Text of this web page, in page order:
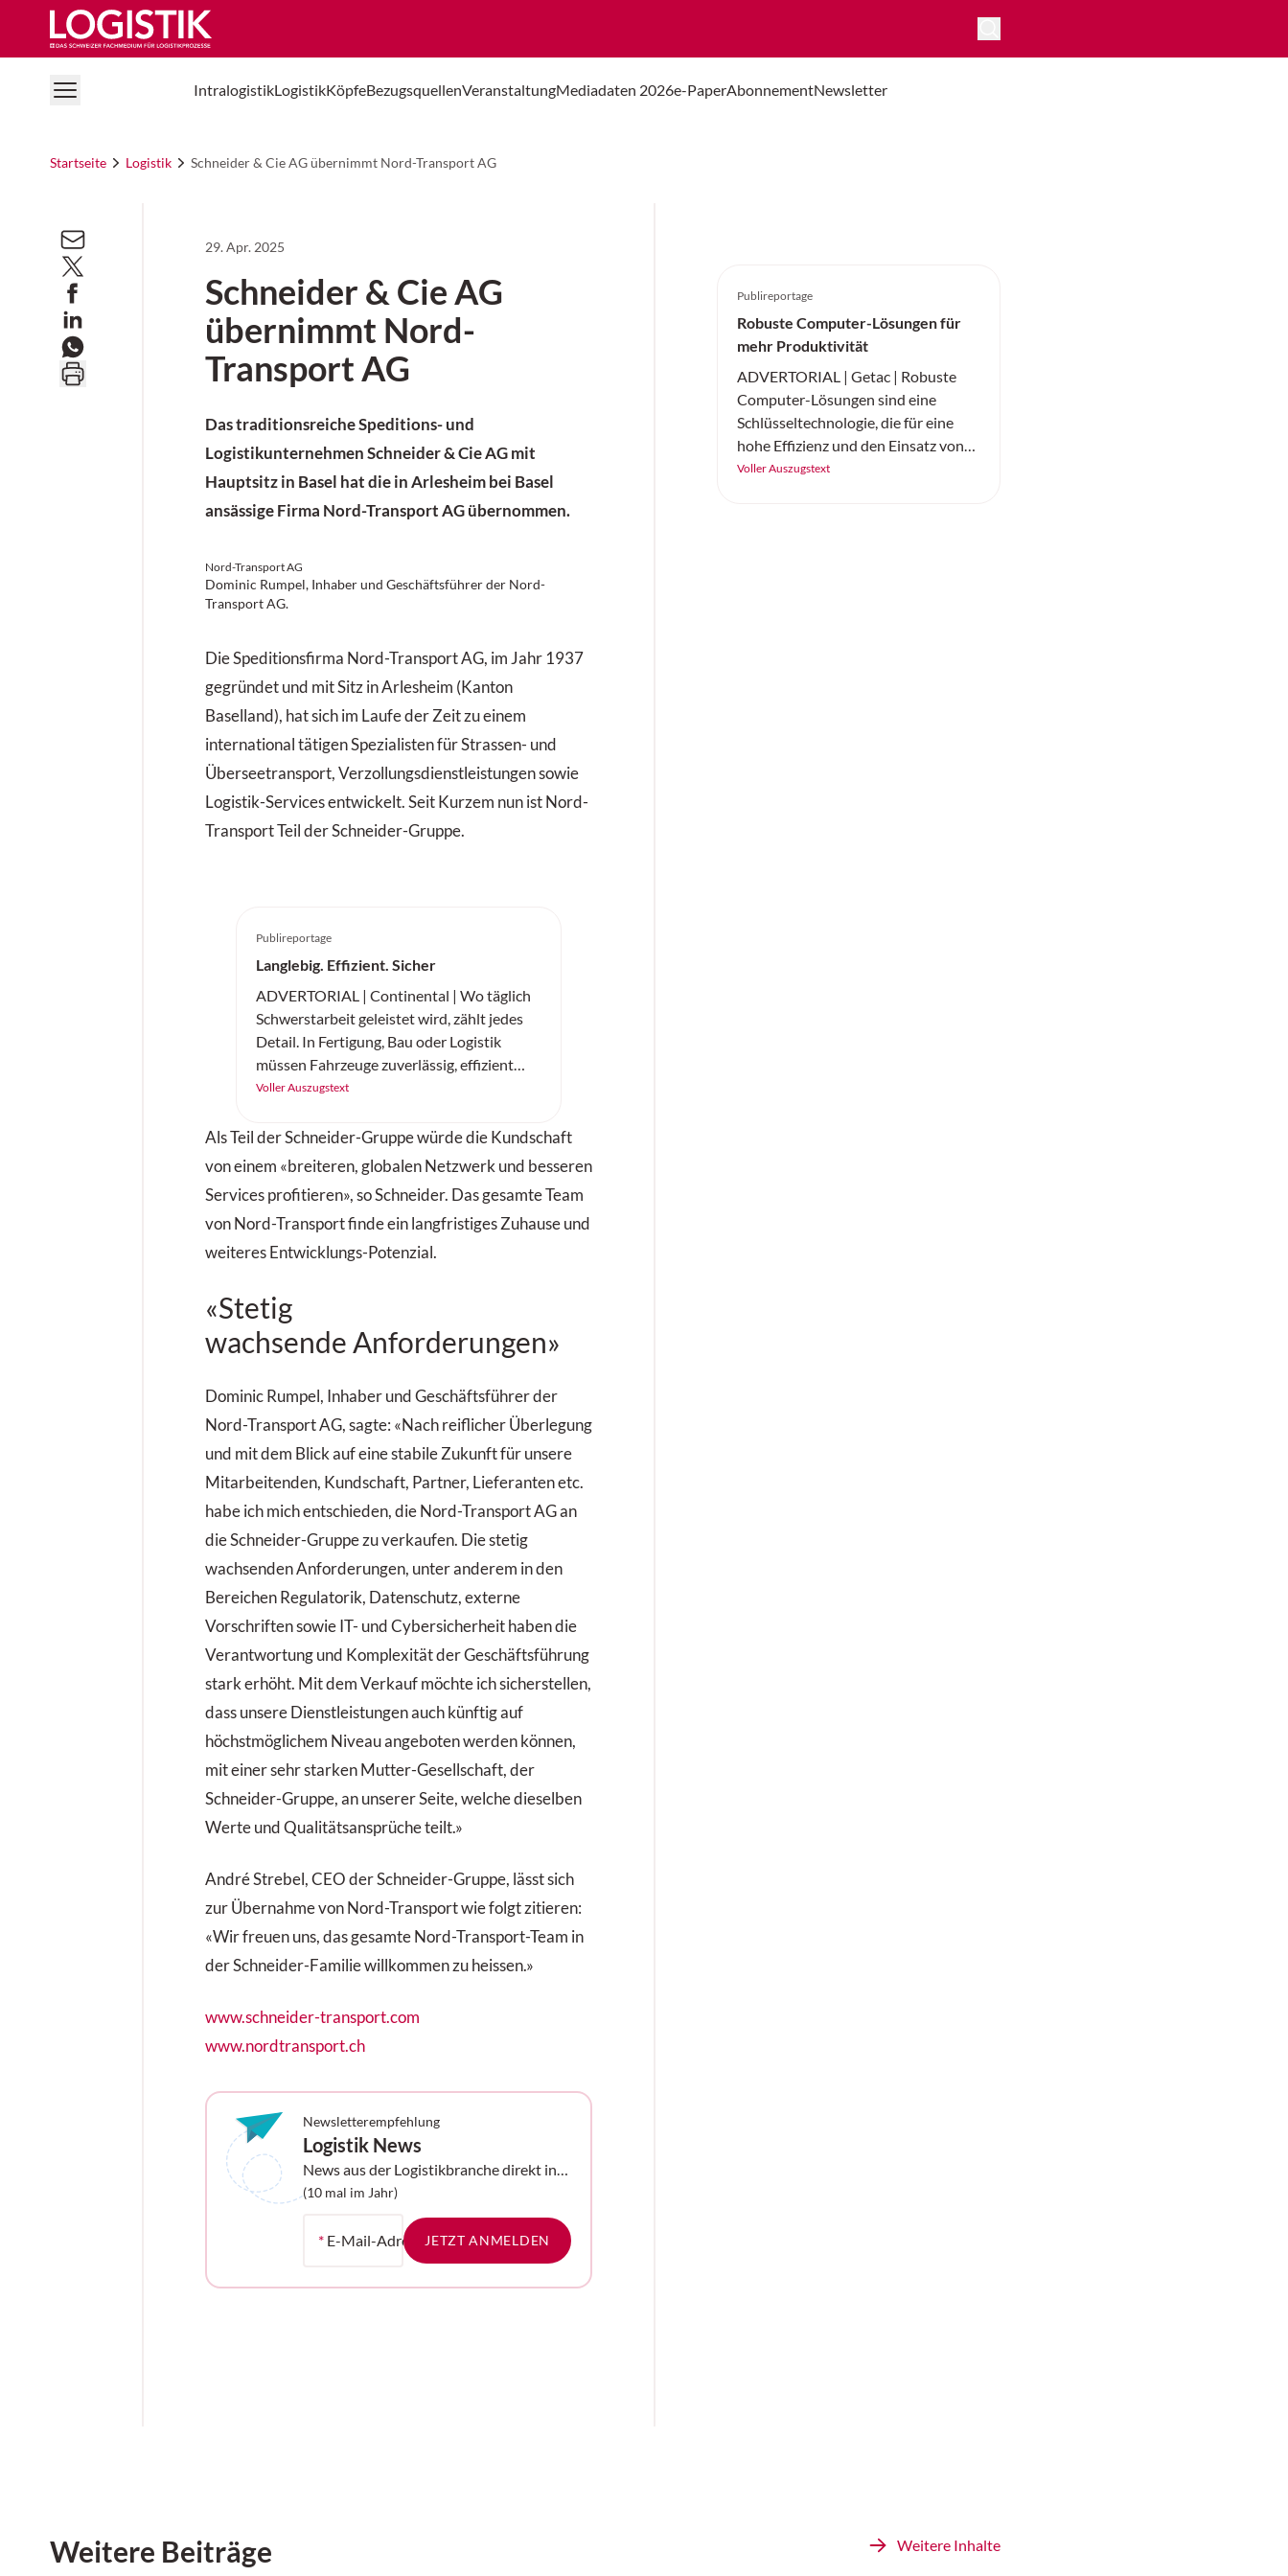
Logistik Online
IntralogistikLogistikKöpfeBezugsquellenVeranstaltungMediadaten 2026e-PaperAbonnementNewsletter
Startseite Logistik Schneider & Cie AG übernimmt Nord-Transport AG
29. Apr. 2025
Schneider & Cie AG
übernimmt Nord-
Transport AG
Das traditionsreiche Speditions- und
Logistikunternehmen Schneider & Cie AG mit
Hauptsitz in Basel hat die in Arlesheim bei Basel
ansässige Firma Nord-Transport AG übernommen.
Nord-Transport AG
Dominic Rumpel, Inhaber und Geschäftsführer der Nord-
Transport AG.
Die Speditionsfirma Nord-Transport AG, im Jahr 1937
gegründet und mit Sitz in Arlesheim (Kanton
Baselland), hat sich im Laufe der Zeit zu einem
international tätigen Spezialisten für Strassen- und
Überseetransport, Verzollungsdienstleistungen sowie
Logistik-Services entwickelt. Seit Kurzem nun ist Nord-
Transport Teil der Schneider-Gruppe.
Publireportage
Langlebig. Effizient. Sicher
ADVERTORIAL | Continental | Wo täglich
Schwerstarbeit geleistet wird, zählt jedes
Detail. In Fertigung, Bau oder Logistik
müssen Fahrzeuge zuverlässig, effizient
und sicher arbeiten. Der «SC20+» von
Vollgummireifen – gemacht für
Höchstleistung auf jedem Untergrund.
Voller Auszugstext
Als Teil der Schneider-Gruppe würde die Kundschaft
von einem «breiteren, globalen Netzwerk und besseren
Services profitieren», so Schneider. Das gesamte Team
von Nord-Transport finde ein langfristiges Zuhause und
weiteres Entwicklungs-Potenzial.
«Stetig
wachsende Anforderungen»
Dominic Rumpel, Inhaber und Geschäftsführer der
Nord-Transport AG, sagte: «Nach reiflicher Überlegung
und mit dem Blick auf eine stabile Zukunft für unsere
Mitarbeitenden, Kundschaft, Partner, Lieferanten etc.
habe ich mich entschieden, die Nord-Transport AG an
die Schneider-Gruppe zu verkaufen. Die stetig
wachsenden Anforderungen, unter anderem in den
Bereichen Regulatorik, Datenschutz, externe
Vorschriften sowie IT- und Cybersicherheit haben die
Verantwortung und Komplexität der Geschäftsführung
stark erhöht. Mit dem Verkauf möchte ich sicherstellen,
dass unsere Dienstleistungen auch künftig auf
höchstmöglichem Niveau angeboten werden können,
mit einer sehr starken Mutter-Gesellschaft, der
Schneider-Gruppe, an unserer Seite, welche dieselben
Werte und Qualitätsansprüche teilt.»
André Strebel, CEO der Schneider-Gruppe, lässt sich
zur Übernahme von Nord-Transport wie folgt zitieren:
«Wir freuen uns, das gesamte Nord-Transport-Team in
der Schneider-Familie willkommen zu heissen.»
www.schneider-transport.com
www.nordtransport.ch
Newsletterempfehlung
Logistik News
News aus der Logistikbranche direkt in
Ihrem Postfach
(10 mal im Jahr)
* E-Mail-AdresseJETZT ANMELDEN
Publireportage
Robuste Computer-Lösungen für
mehr Produktivität
ADVERTORIAL | Getac | Robuste
Computer-Lösungen sind eine
Schlüsseltechnologie, die für eine
hohe Effizienz und den Einsatz von
künstlicher Intelligenz in der Logistik
Voller Auszugstext
Weitere Beiträge Weitere Inhalte